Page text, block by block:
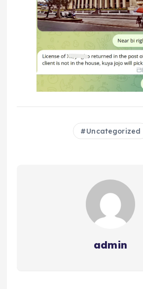
Uncategorized
admin